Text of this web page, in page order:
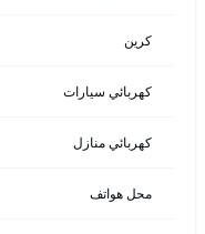
كرين
كهربائي سيارات
كهربائي منازل
محل هواتف